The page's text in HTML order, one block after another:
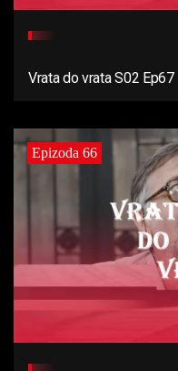
Vrata do vrata S02 Ep67
Epizoda 66